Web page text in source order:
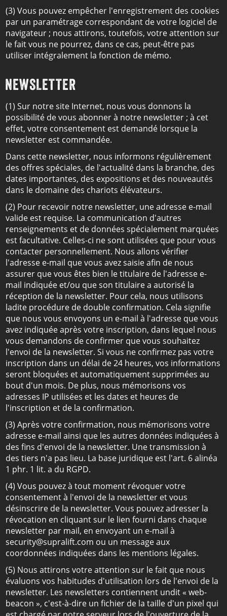
(3) Vous pouvez empêcher l'enregistrement des cookies
par un paramétrage correspondant de votre logiciel de
navigateur ; nous attirons, toutefois, votre attention sur
le fait vous ne pourrez, dans ce cas, peut-être pas
utiliser intégralement la fonction de mémo.
NEWSLETTER
(1) Sur notre site Internet, nous vous donnons la
possibilité de vous abonner à notre newsletter ; à cet
effet, votre consentement est demandé lorsque la
newsletter est commandée.
Dans cette newsletter, nous informons régulièrement
des offres spéciales, de l'actualité dans la branche, des
dates importantes, des expositions et des nouveautés
dans le domaine des chariots élévateurs.
(2) Pour recevoir notre newsletter, une adresse e-mail
valide est requise. La communication d'autres
renseignements et de données spécialement marquées
est facultative. Celles-ci ne sont utilisées que pour vous
contacter personnellement. Nous allons vérifier
l'adresse e-mail que vous avez saisie afin de nous
assurer que vous êtes bien le titulaire de l'adresse e-
mail indiquée et/ou que son titulaire a autorisé la
réception de la newsletter. Pour cela, nous utilisons
ladite procédure de double confirmation. Cela signifie
que nous vous envoyons un e-mail à l'adresse que vous
avez indiquée après votre inscription, dans lequel nous
vous demandons de confirmer que vous souhaitez
l'envoi de la newsletter. Si vous ne confirmez pas votre
inscription dans un délai de 24 heures, vos informations
seront bloquées et automatiquement supprimées au
bout d'un mois. De plus, nous mémorisons vos
adresses IP utilisées et les dates et heures de
l'inscription et de la confirmation.
(3) Après votre confirmation, nous mémorisons votre
adresse e-mail ainsi que les autres données indiquées à
des fins d'envoi de la newsletter. Une transmission à
des tiers n'a pas lieu. La base juridique est l'art. 6 alinéa
1 phr. 1 lit. a du RGPD.
(4) Vous pouvez à tout moment révoquer votre
consentement à l'envoi de la newsletter et vous
désinscrire de la newsletter. Vous pouvez adresser la
révocation en cliquant sur le lien fourni dans chaque
newsletter par mail, en envoyant un e-mail à
security@supralift.com ou un message aux
coordonnées indiquées dans les mentions légales.
(5) Nous attirons votre attention sur le fait que nous
évaluons vos habitudes d'utilisation lors de l'envoi de la
newsletter. Les newsletters contiennent undit « web-
beacon », c'est-à-dire un fichier de la taille d'un pixel qui